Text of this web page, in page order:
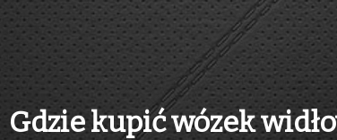
Gdzie kupić wózek